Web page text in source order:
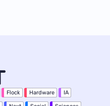
Flock Hardware IA